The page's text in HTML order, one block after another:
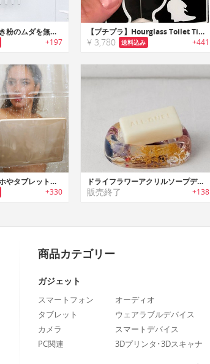
【プチプラ】歯磨き粉のムダを無くすキュートな歯磨き粉スクイーザー
+197
【プチプラ】Hourglass Toilet Timer｜トイレタイムに最適なジョーク砂時計
¥ 3,780 送料込み +441
【プチプラ】スマホやタブレットをシャワー中も使える3Dウォータープルーフシャワーカーテン
+330
ドライフラワーアクリルソープディッシュ
販売終了 +138
商品カテゴリー
ガジェット
スマートフォン
タブレット
カメラ
PC関連
オーディオ
ウェアラブルデバイス
スマートデバイス
3Dプリンタ･3Dスキャナ